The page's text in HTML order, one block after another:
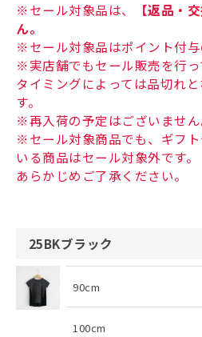
※セール対象品は、
【返品・
ん。
※セール対象品はポイント付与
※実店舗でもセール販売を行
タイミングによっては品切れ
す。
※再入荷の予定はございません
※セール対象商品でも、ギフ
いる商品はセール対象外です。
あらかじめご了承ください。
25BKブラック
90cm
100cm